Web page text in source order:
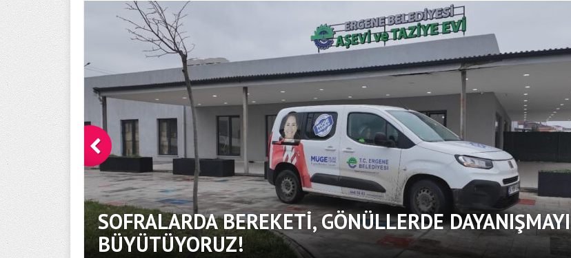
SOFRALARDA BEREKETİ, GÖNÜLLERDE DAYANIŞMAYI
BÜYÜTÜYORUZ!